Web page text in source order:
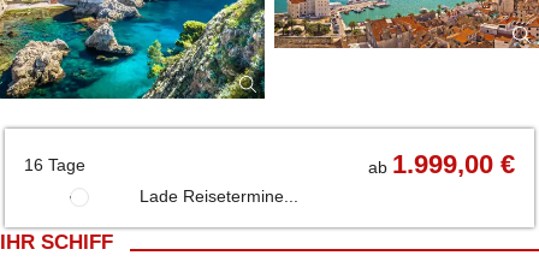
16 Tage ab 1.999,00 €
Lade Reisetermine...
IHR SCHIFF